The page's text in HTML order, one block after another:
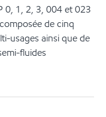
0, 1, 2, 3, 004 et 023
de cinq
usages ainsi que de
fluides